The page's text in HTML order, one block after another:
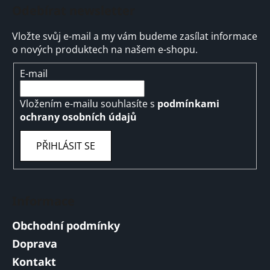
Vložte svůj e-mail a my vám budeme zasílat informace
o nových produktech na našem e-shopu.
E-mail
Vložením e-mailu souhlasíte s podmínkami
ochrany osobních údajů
PŘIHLÁSIT SE
Obchodní podmínky
Doprava
Kontakt